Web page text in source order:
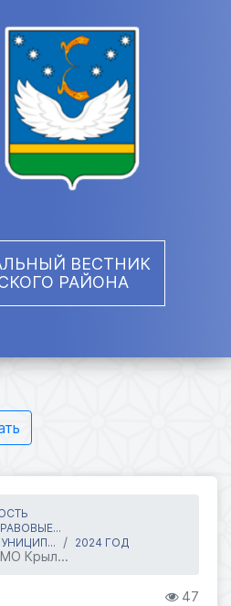
ВЕСТНИК
РАЙОНА
2024 ГОД
Крыл...
47